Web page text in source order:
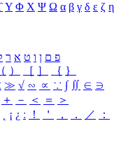
Υ Φ Χ Ψ Ω α β γ δ ε ζ η
פ ם ן ו ט א ר
（ ） ［ ］ ｛ ｝
≫ √ ∽ ∝ ∵ ∫ ∬ ∈ ∋
＋ － ＜ ＝
＞
¡ ¿ ː ！ ＇ ， ． ／
：